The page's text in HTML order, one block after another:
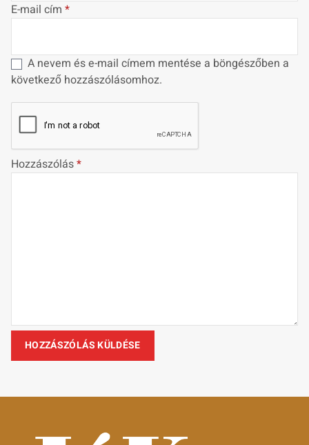
E-mail cím *
A nevem és e-mail címem mentése a böngészőben a
következő hozzászólásomhoz.
Hozzászólás*